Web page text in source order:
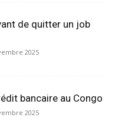
de quitter un job
2025
bancaire au Congo
2025